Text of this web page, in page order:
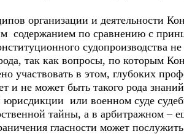
организации и деятельности
содержанием по сравнению с
судопроизводства
так как вопросы, по которым
участвовать в этом, глубоких
и не может быть такого рода
или военном суде
тайны, а в арбитражном –
гласности может